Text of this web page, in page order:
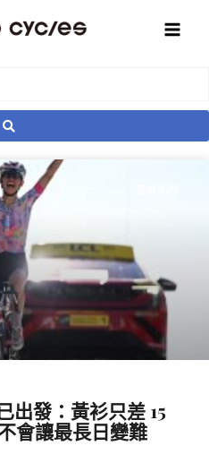
出發：黃衫只差 15
會讓最長日變難